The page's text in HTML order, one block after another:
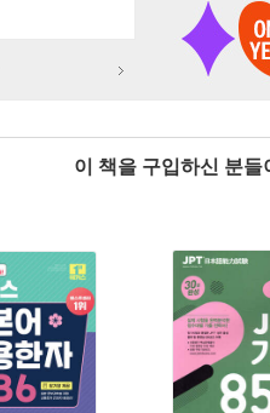
이 책을 구입하신 분